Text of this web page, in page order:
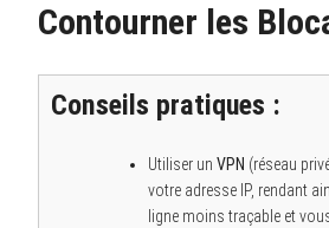
Contourner les
Conseils pratiques :
Utiliser un VPN (réseau
votre adresse IP, rendant
ligne moins traçable et